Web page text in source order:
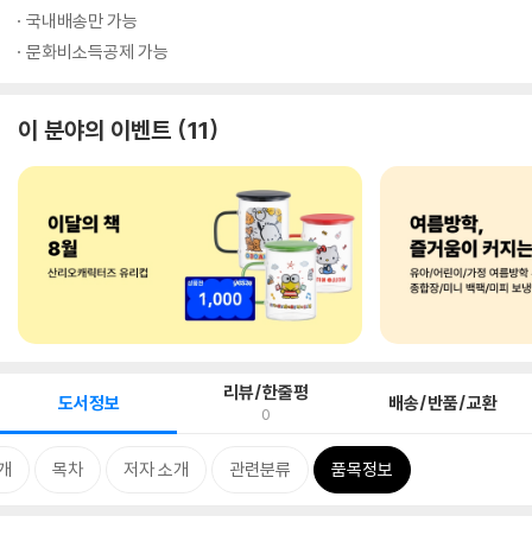
국내배송만 가능
문화비소득공제 가능
이 분야의 이벤트 11
도서정보 리뷰/한줄평
0 배송/반품/교환
목차 저자 소개 관련분류 품목정보